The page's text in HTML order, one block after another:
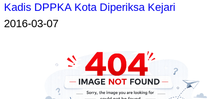
Kadis DPPKA Kota Diperiksa Kejari
2016-03-07